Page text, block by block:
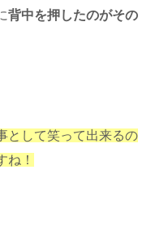
背中を押したのがその
として笑って出来るの
ね！